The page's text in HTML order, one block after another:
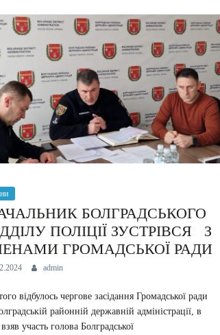
БОЛГРАДСЬКОГО
ПОЛІЦІЇ ЗУСТРІВСЯ З
ГРОМАДСЬКОЇ РАДИ
admin
відбулось чергове засідання Громадської ради
районній державній адміністрації, в
участь голова Болградської